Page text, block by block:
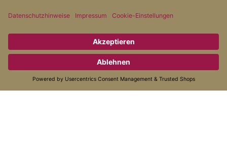
© 2026 Alternativ Gesund
* Alle Preise inkl. gesetzl. Mehrwertsteuer zzgl.
nicht anders angegeben.